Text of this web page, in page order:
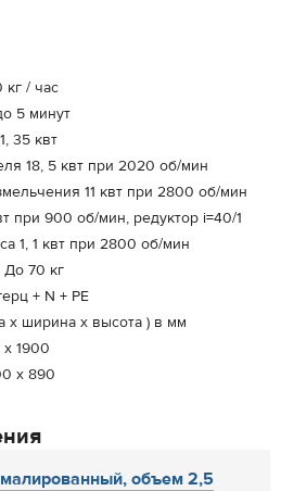
/ час
5 минут
35 квт
18, 5 квт при 2020 об/мин
11 квт при 2800 об/мин
при 900 об/мин, редуктор i=40/1
1, 1 квт при 2800 об/мин
До 70 кг
+ N + PE
x ширина x высота ) в мм
x 1900
x 890
объем 2,5